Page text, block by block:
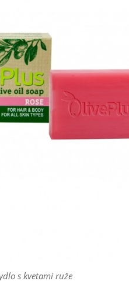
s kvetami ruže
s kvetami ruže